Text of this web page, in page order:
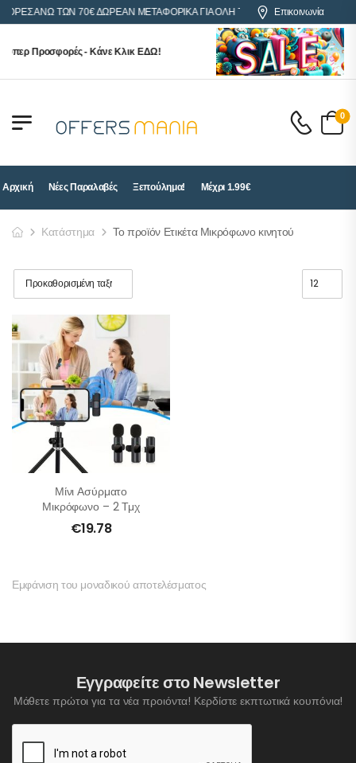
ΑΝΩ ΤΩΝ 70€ ΔΩΡΕΑΝ ΜΕΤΑΦΟΡΙΚΑ ΓΙΑ ΟΛΗ ΤΗΝ ΕΛΛΑΔΑΕπικοινωνία
Προσφορές - Κάνε Κλικ ΕΔΩ!
0
Αρχική Νέες Παραλαβές Ξεπούλημα! Μέχρι 1.99€
Κατάστημα Το προϊόν Ετικέτα Μικρόφωνο κινητού
Μίνι Ασύρματο
Μικρόφωνο – 2 Τμχ
€19.78
Εμφάνιση του μοναδικού αποτελέσματος
Εγγραφείτε στο Newsletter
Μάθετε πρώτοι για τα νέα προιόντα! Κερδίστε εκπτωτικά κουπόνια!